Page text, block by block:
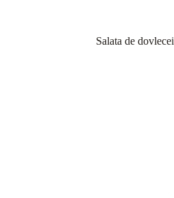
Salata de dovlecei